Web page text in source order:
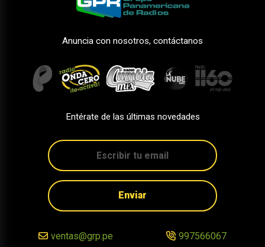
Anuncia con nosotros, contáctanos
Entérate de las últimas novedades
Enviar
ventas@grp.pe 997566067